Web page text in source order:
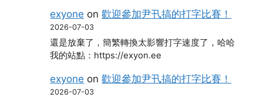
exyone on歡迎參加尹卂搞的打字比賽！
2026-07-03
還是放棄了，簡繁轉換太影響打字速度了，哈哈
我的站點：https://exyon.ee
exyone on歡迎參加尹卂搞的打字比賽！
2026-07-03